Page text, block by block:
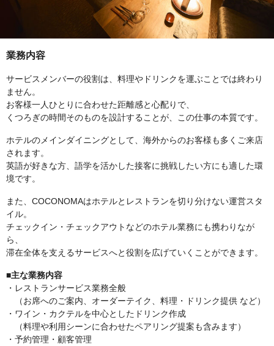
業務内容
サービスメンバーの役割は、料理やドリンクを運ぶことでは終わり
ません。
お客様一人ひとりに合わせた距離感と心配りで、
くつろぎの時間そのものを設計することが、この仕事の本質です。
ホテルのメインダイニングとして、海外からのお客様も多くご来店
されます。
英語が好きな方、語学を活かした接客に挑戦したい方にも適した環
境です。
また、COCONOMAはホテルとレストランを切り分けない運営スタ
イル。
チェックイン・チェックアウトなどのホテル業務にも携わりなが
ら、
滞在全体を支えるサービスへと役割を広げていくことができます。
■主な業務内容
・レストランサービス業務全般
（お席へのご案内、オーダーテイク、料理・ドリンク提供 など）
・ワイン・カクテルを中心としたドリンク作成
（料理や利用シーンに合わせたペアリング提案も含みます）
・予約管理・顧客管理